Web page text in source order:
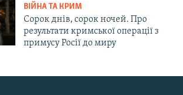
ВІЙНА ТА КРИМ
Сорок днів, сорок ночей. Про
результати кримської операції з
примусу Росії до миру